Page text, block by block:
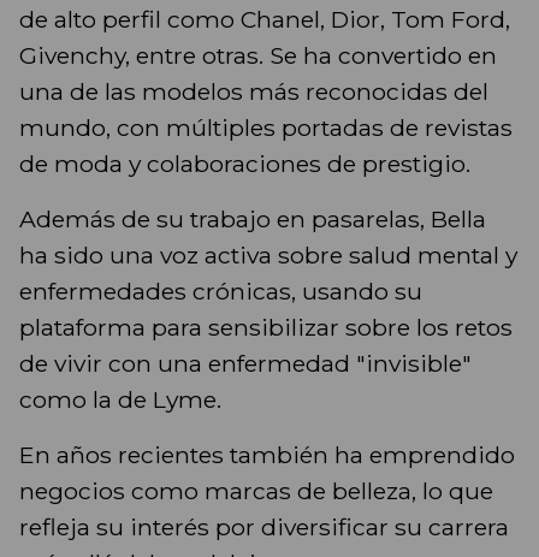
de alto perfil como Chanel, Dior, Tom Ford,
Givenchy, entre otras. Se ha convertido en
una de las modelos más reconocidas del
mundo, con múltiples portadas de revistas
de moda y colaboraciones de prestigio.
Además de su trabajo en pasarelas, Bella
ha sido una voz activa sobre salud mental y
enfermedades crónicas, usando su
plataforma para sensibilizar sobre los retos
de vivir con una enfermedad "invisible"
como la de Lyme.
En años recientes también ha emprendido
negocios como marcas de belleza, lo que
refleja su interés por diversificar su carrera